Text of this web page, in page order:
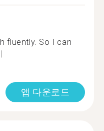
fluently. So I can
앱 다운로드